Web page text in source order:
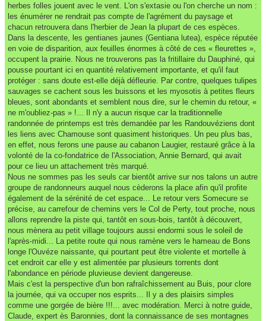
herbes folles jouent avec le vent. L'on s'extasie ou l'on cherche un nom :
les énumérer ne rendrait pas compte de l'agrément du paysage et
chacun retrouvera dans l'herbier de Jean la plupart de ces espèces.
Dans la descente, les gentianes jaunes (Gentiana lutea), espèce réputée
en voie de disparition, aux feuilles énormes à côté de ces « fleurettes »,
occupent la prairie. Nous ne trouverons pas la fritillaire du Dauphiné, qui
pousse pourtant ici en quantité relativement importante, et qu'il faut
protéger : sans doute est-elle déjà défleurie. Par contre, quelques tulipes
sauvages se cachent sous les buissons et les myosotis à petites fleurs
bleues, sont abondants et semblent nous dire, sur le chemin du retour, «
ne m'oubliez-pas » !... Il n'y a aucun risque car la traditionnelle
randonnée de printemps est très demandée par les Randouvéziens dont
les liens avec Chamouse sont quasiment historiques. Un peu plus bas,
en effet, nous ferons une pause au cabanon Laugier, restauré grâce à la
volonté de la co-fondatrice de l'Association, Annie Bernard, qui avait
pour ce lieu un attachement très marqué.
Nous ne sommes pas les seuls car bientôt arrive sur nos talons un autre
groupe de randonneurs auquel nous cèderons la place afin qu'il profite
également de la sérénité de cet espace... Le retour vers Somecure se
précise, au carrefour de chemins vers le Col de Perty, tout proche, nous
allons reprendre la piste qui, tantôt en sous-bois, tantôt à découvert,
nous mènera au petit village toujours aussi endormi sous le soleil de
l'après-midi... La petite route qui nous ramène vers le hameau de Bons
longe l'Ouvéze naissante, qui pourtant peut être violente et mortelle à
cet endroit car elle y est alimentée par plusieurs torrents dont
l'abondance en période pluvieuse devient dangereuse.
Mais c'est la perspective d'un bon rafraîchissement au Buis, pour clore
la journée, qui va occuper nos esprits... Il y a des plaisirs simples
comme une gorgée de bière !!!... avec modération. Merci à notre guide,
Claude, expert ès Baronnies, dont la connaissance de ses montagnes